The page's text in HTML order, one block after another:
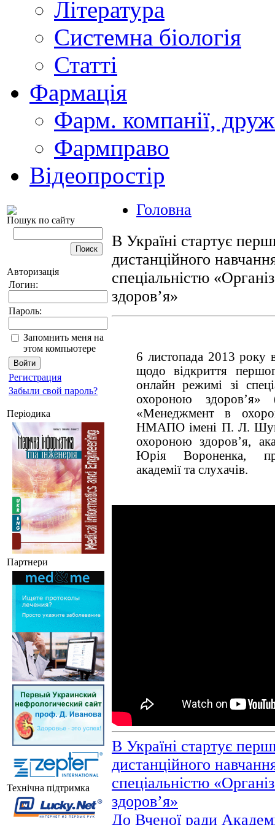
Література
Системна біологія
Статті
Фармація
Фарм. компанії,
Фармправо
Відеопростір
Пошук по сайту
Авторизація
Логин:
Пароль:
Запомнить меня на
этом компьютере
Регистрация
Забыли свой пароль?
Періодика
Партнери
Технічна підтримка
Головна
В Україні стартує
дистанційного
спеціальністю
здоров’я»
6 листопада 2013 року
щодо відкриття
онлайн режимі зі
охороною здоров’я»
«Менеджмент в
НМАПО імені П. Л.
охороною здоров’я,
Юрія Вороненка,
академії та слухачів.
В Україні стартує
дистанційного
спеціальністю
здоров’я»
До Вченої ради